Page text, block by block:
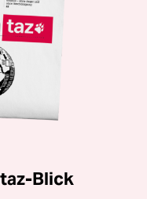
Blick